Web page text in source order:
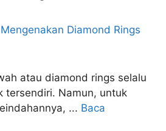
Diamond Rings
atau diamond rings selalu
tersendiri. Namun, untuk
... Baca